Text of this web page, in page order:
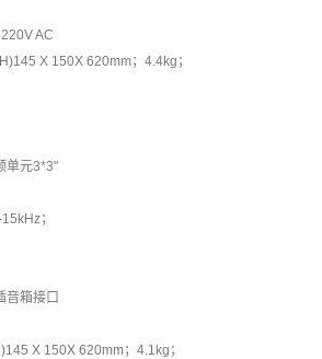
AC
X 150X 620mm；4.4kg；
单元3*3"
；
音箱接口
X 150X 620mm；4.1kg；